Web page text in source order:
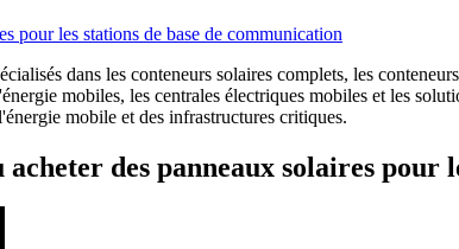
dans les conteneurs solaires complets, les
mobiles, les centrales électriques mobiles et les
mobile et des infrastructures critiques.
des panneaux solaires pour